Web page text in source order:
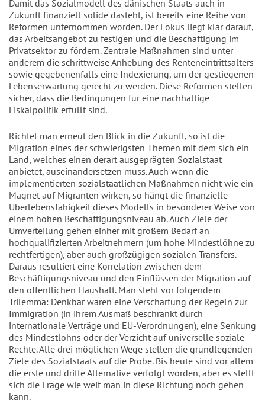
Damit das Sozialmodell des dänischen Staats auch in
Zukunft finanziell solide dasteht, ist bereits eine Reihe von
Reformen unternommen worden. Der Fokus liegt klar darauf,
das Arbeitsangebot zu festigen und die Beschäftigung im
Privatsektor zu fördern. Zentrale Maßnahmen sind unter
anderem die schrittweise Anhebung des Renteneintrittsalters
sowie gegebenenfalls eine Indexierung, um der gestiegenen
Lebenserwartung gerecht zu werden. Diese Reformen stellen
sicher, dass die Bedingungen für eine nachhaltige
Fiskalpolitik erfüllt sind.
Richtet man erneut den Blick in die Zukunft, so ist die
Migration eines der schwierigsten Themen mit dem sich ein
Land, welches einen derart ausgeprägten Sozialstaat
anbietet, auseinandersetzen muss. Auch wenn die
implementierten sozialstaatlichen Maßnahmen nicht wie ein
Magnet auf Migranten wirken, so hängt die finanzielle
Überlebensfähigkeit dieses Modells in besonderer Weise von
einem hohen Beschäftigungsniveau ab. Auch Ziele der
Umverteilung gehen einher mit großem Bedarf an
hochqualifizierten Arbeitnehmern (um hohe Mindestlöhne zu
rechtfertigen), aber auch großzügigen sozialen Transfers.
Daraus resultiert eine Korrelation zwischen dem
Beschäftigungsniveau und den Einflüssen der Migration auf
den öffentlichen Haushalt. Man steht vor folgendem
Trilemma: Denkbar wären eine Verschärfung der Regeln zur
Immigration (in ihrem Ausmaß beschränkt durch
internationale Verträge und EU-Verordnungen), eine Senkung
des Mindestlohns oder der Verzicht auf universelle soziale
Rechte. Alle drei möglichen Wege stellen die grundlegenden
Ziele des Sozialstaats auf die Probe. Bis heute sind vor allem
die erste und dritte Alternative verfolgt worden, aber es stellt
sich die Frage wie weit man in diese Richtung noch gehen
kann.